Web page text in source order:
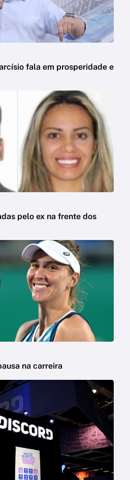
fala em prosperidade e
pelo ex na frente dos
na carreira